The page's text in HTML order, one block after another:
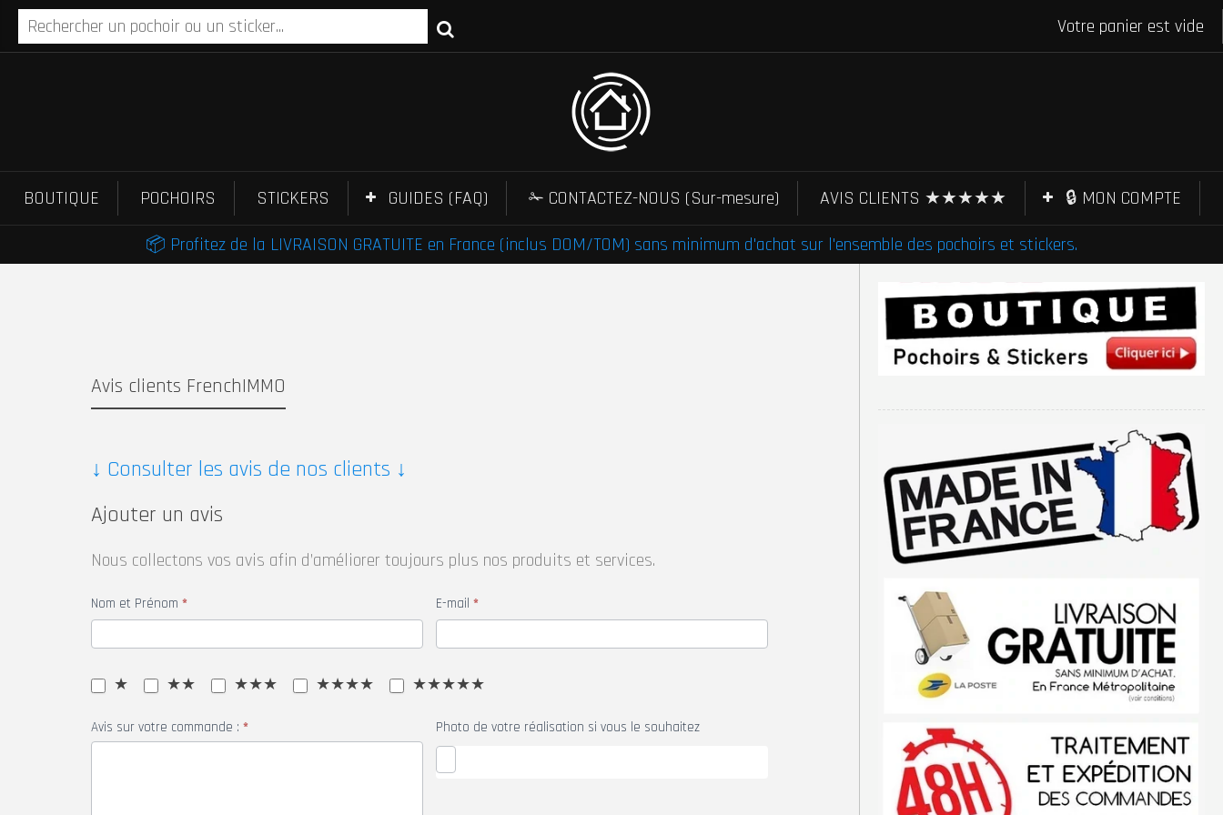
Votre panier est vide
BOUTIQUE POCHOIRS STICKERS GUIDES (FAQ) ✁ CONTACTEZ-NOUS (Sur-mesure) AVIS CLIENTS ★★★★★
🔒 MON COMPTE
📦 Profitez de la LIVRAISON GRATUITE en France (inclus DOM/TOM) sans minimum d'achat sur l'ensemble des pochoirs et stickers.
Avis clients FrenchIMMO
↓ Consulter les avis de nos clients ↓
Ajouter un avis
Nous collectons vos avis afin d’améliorer toujours plus nos produits et services.
Nom et Prénom * E-mail*
★ ★★ ★★★ ★★★★ ★★★★★
Avis sur votre commande : * Photo de votre réalisation si vous le souhaitez